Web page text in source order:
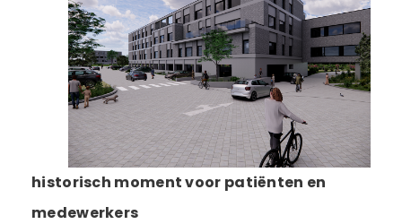
historisch moment voor patiënten en
medewerkers